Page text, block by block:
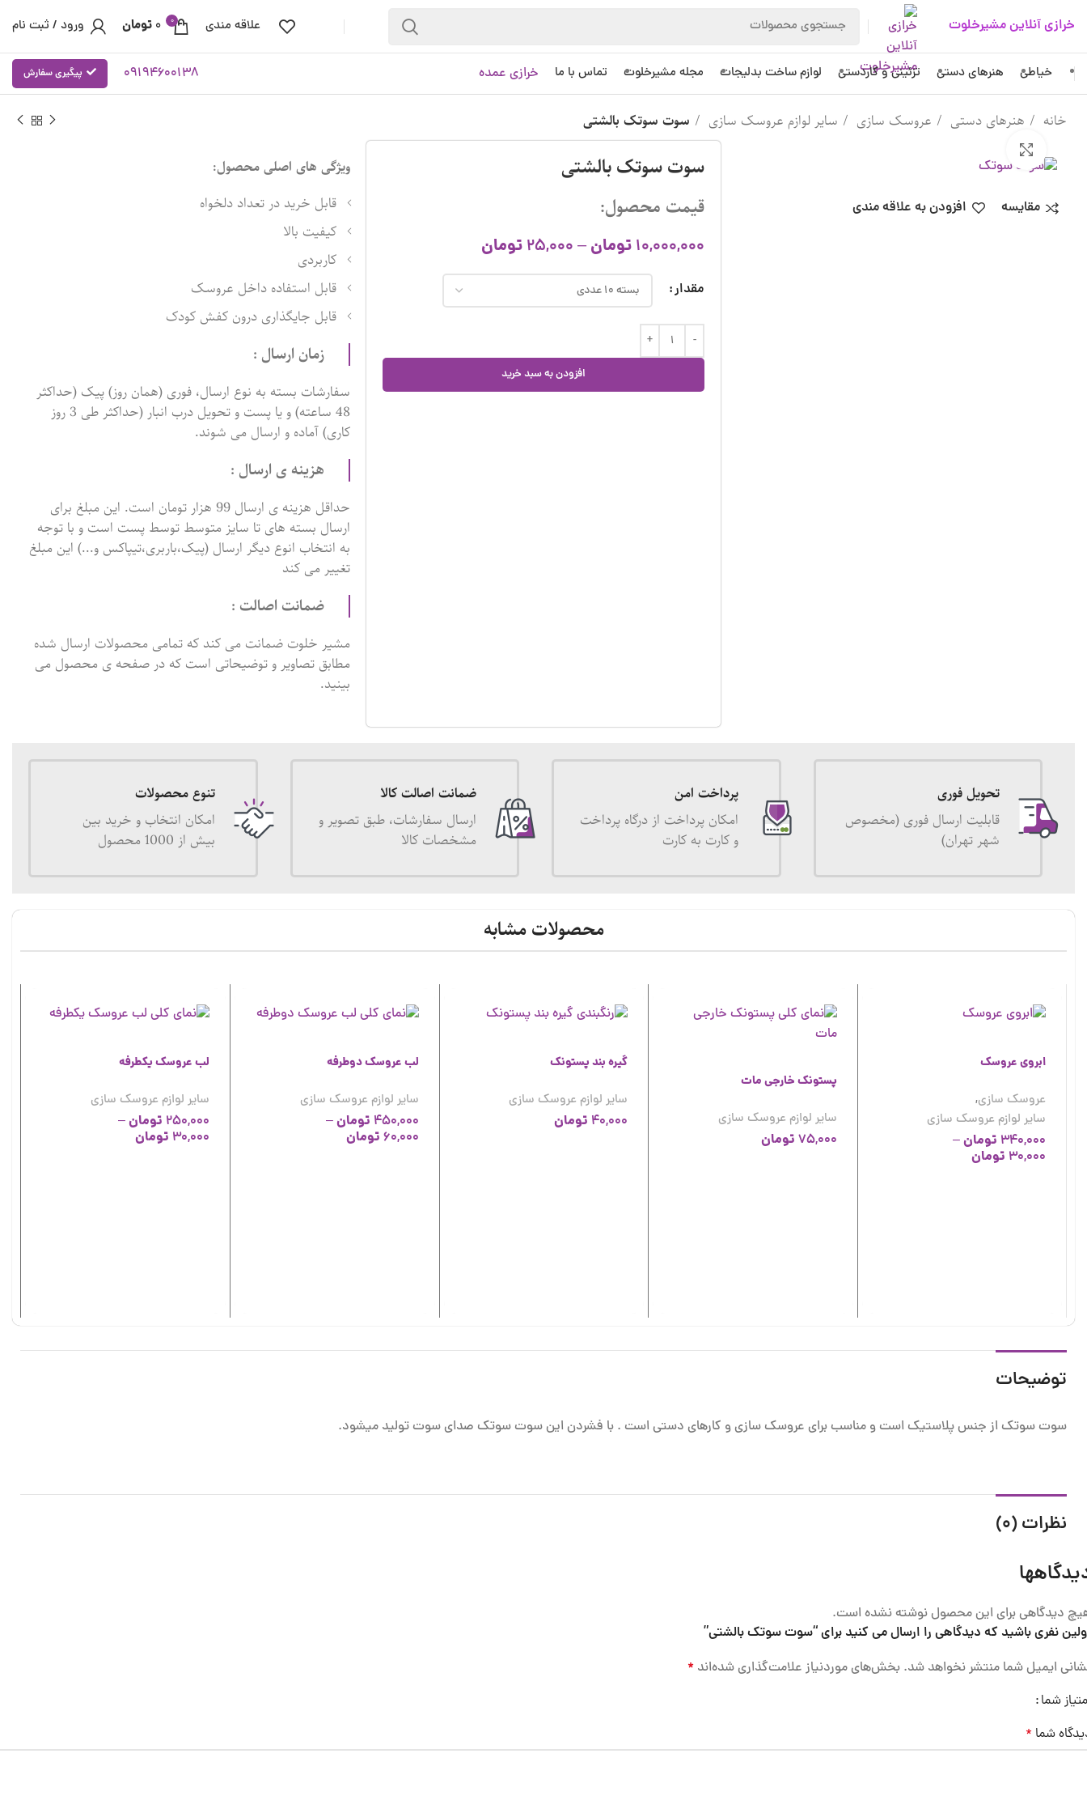
خرازی آنلاین مشیرخلوت علاقه مندی 0
0 تومان ورود / ثبت نام
خیاطی هنرهای دستی تزئینی و کاردستی لوازم ساخت بدلیجات مجله مشیرخلوت تماس با ما خرازی عمده 09194600138 پیگیری سفارش
خانه هنرهای دستی عروسک سازی سایر لوازم عروسک سازی سوت سوتک بالشتی
مقایسه افزودن به علاقه مندی
سوت سوتک بالشتی
قیمت محصول:
10,000,000تومان–
25,000تومان
مقدار
افزودن به سبد خرید
ویژگی های اصلی محصول:
قابل خرید در تعداد دلخواه
کیفیت بالا
کاربردی
قابل استفاده داخل عروسک
قابل جایگذاری درون کفش کودک
زمان ارسال :
سفارشات بسته به نوع ارسال، فوری (همان روز) پیک (حداکثر
48 ساعته) و یا پست و تحویل درب انبار (حداکثر طی 3 روز
کاری) آماده و ارسال می شوند.
هزینه ی ارسال :
حداقل هزینه ی ارسال 99 هزار تومان است. این مبلغ برای
ارسال بسته های تا سایز متوسط توسط پست است و با توجه
به انتخاب انوع دیگر ارسال (پیک،باربری،تیپاکس و...) این مبلغ
تغییر می کند
ضمانت اصالت :
مشیر خلوت ضمانت می کند که تمامی محصولات ارسال شده
مطابق تصاویر و توضیحاتی است که در صفحه ی محصول می
بینید.
تحویل فوری
قابلیت ارسال فوری (مخصوص
شهر تهران)
پرداخت امن
امکان پرداخت از درگاه پرداخت
و کارت به کارت
ضمانت اصالت کالا
ارسال سفارشات، طبق تصویر و
مشخصات کالا
تنوع محصولات
امکان انتخاب و خرید بین
بیش از 1000 محصول
محصولات مشابه
ابروی عروسک
عروسک سازی,
سایر لوازم عروسک سازی
340,000 تومان–
30,000 تومان
پستونک خارجی مات
سایر لوازم عروسک سازی
75,000 تومان
گیره بند پستونک
سایر لوازم عروسک سازی
40,000 تومان
لب عروسک دوطرفه
سایر لوازم عروسک سازی
450,000 تومان–
60,000 تومان
لب عروسک یکطرفه
سایر لوازم عروسک سازی
250,000 تومان–
30,000 تومان
توضیحات
سوت سوتک از جنس پلاستیک است و مناسب برای عروسک سازی و کارهای دستی است . با فشردن این سوت سوتک صدای سوت تولید میشود.
نظرات (0)
دیدگاهی برای این محصول نوشته نشده است.
نفری باشید که دیدگاهی را ارسال می کنید برای “سوت سوتک بالشتی”
ایمیل شما منتشر نخواهد شد. بخش‌های موردنیاز علامت‌گذاری شده‌اند *
شما
شما *